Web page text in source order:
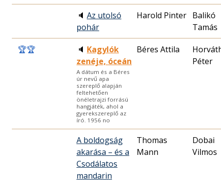
🔈 Az utolsó
pohár
Harold Pinter Balikó
Tamás
🏆🏆 🔈 Kagylók
zenéje, óceán
A dátum és a Béres
úr nevű apa
szereplő alapján
feltehetően
önéletrajzi forrású
hangjáték, ahol a
gyerekszereplő az
író. 1956 no
Béres Attila
Péter
A boldogság
akarása – és a
Csodálatos
mandarin
Thomas
Mann
Dobai
Vilmos